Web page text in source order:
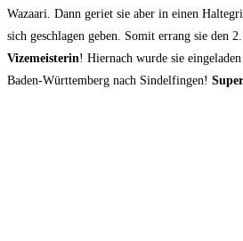
Wazaari. Dann geriet sie aber in einen
sich geschlagen geben. Somit errang sie den
Vizemeisterin! Hiernach wurde sie
Baden-Württemberg nach Sindelfingen!